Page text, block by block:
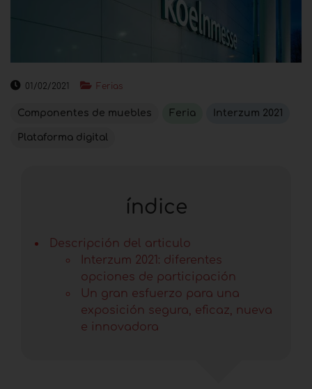
01/02/2021 Ferias
Componentes de muebles Feria Interzum 2021
Plataforma digital
índice
Descripción del articulo
Interzum 2021: diferentes
opciones de participación
Un gran esfuerzo para una
exposición segura, eficaz, nueva
e innovadora